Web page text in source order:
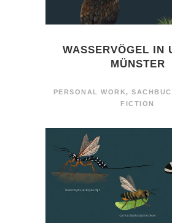
WASSERVÖGEL IN
MÜNSTER
PERSONAL WORK ,
FICTION